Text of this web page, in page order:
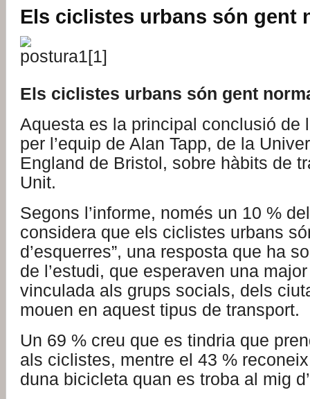
Els ciclistes urbans són gent
Els ciclistes urbans són gent
Aquesta es la principal conclusió de
per l’equip de Alan Tapp, de la
England de Bristol, sobre hàbits de
Unit.
Segons l’informe, només un 10 %
considera que els ciclistes urbans
d’esquerres”, una resposta que ha
de l’estudi, que esperaven una
vinculada als grups socials, dels
mouen en aquest tipus de transport.
Un 69 % creu que es tindria que
als ciclistes, mentre el 43 %
duna bicicleta quan es troba al mig